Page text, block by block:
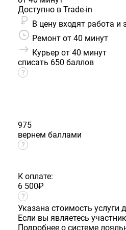
Доступно в Trade-in
В цену входят работа и
Ремонт от 40 минут
Курьер от 40 минут
списать 650 баллов
975
вернем баллами
К оплате:
6 500₽
Указана стоимость услуги
Если вы являетесь
Подробнее о системе